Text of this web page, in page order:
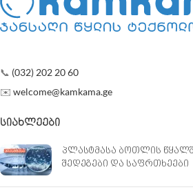
დამატებითი აქსესუარების
გამოყენების გარეშე.
რეგულირების ღილაკის
შკალით 0.1-100%-მდე.
უფასო მიწოდება საქართველოს
📞 (032) 202 20 60
✉️ welcome@kamkama.ge
ᲡᲘᲐᲮᲚᲔᲔᲑᲘ
პლასტმასა ბოთლის
შედეგები და საფრთხეები